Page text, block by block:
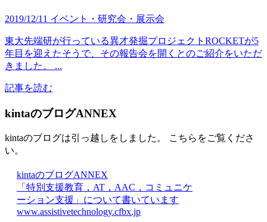
2019/12/11 イベント・研究会・展示会
東大先端研が行っている異才発掘プロジェクトROCKETが5
年目を迎えたそうで、その報告会を開くとのご紹介をいただ
きました。 ...
記事を読む
kintaのブログANNEX
kintaのブログは引っ越しをしました。 こちらをご覧くださ
い。
kintaのブログANNEX
「特別支援教育，AT，AAC，コミュニケ
ーション支援」について書いています
www.assistivetechnology.cfbx.jp